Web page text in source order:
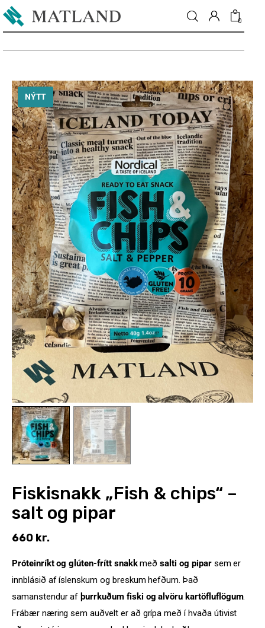
0
Fréttir
Matur & drykkur
Menning
Fólkið
Umhverfi
Skoðun
Matarmarkaður
Styrkja
Hafa samband
NÝTT
Fiskisnakk „Fish & chips“ –
salt og pipar
660 kr.
Próteinríkt og glúten-frítt snakkmeðsalti og piparsem er
innblásið af íslenskum og breskum hefðum. Það
samanstendur af þurrkuðum fiski og alvöru kartöfluflögum.
Frábær næring sem auðvelt er að grípa með í hvaða útivist